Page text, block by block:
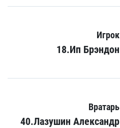
Игрок
18.Ип Брэндон
Вратарь
40.Лазушин Александр